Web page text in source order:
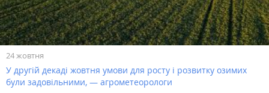
24 жовтня
У другій декаді жовтня умови для росту і розвитку озимих
були задовільними, — агрометеорологи